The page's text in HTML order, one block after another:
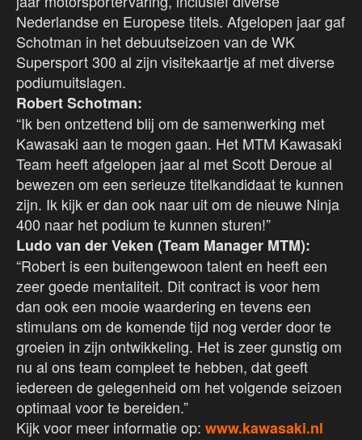
Nederlandse en Europese titels. Afgelopen jaar gaf
Schotman in het debuutseizoen van de WK
Supersport 300 al zijn visitekaartje af met diverse
podiumuitslagen.
Robert Schotman:
“Ik ben ontzettend blij om de samenwerking met
Kawasaki aan te mogen gaan. Het MTM Kawasaki
Team heeft afgelopen jaar al met Scott Deroue al
bewezen om een serieuze titelkandidaat te kunnen
zijn. Ik kijk er dan ook naar uit om de nieuwe Ninja
400 naar het podium te kunnen sturen!”
Ludo van der Veken (Team Manager MTM):
“Robert is een buitengewoon talent en heeft een
zeer goede mentaliteit. Dit contract is voor hem
dan ook een mooie waardering en tevens een
stimulans om de komende tijd nog verder door te
groeien in zijn ontwikkeling. Het is zeer gunstig om
nu al ons team compleet te hebben, dat geeft
iedereen de gelegenheid om het volgende seizoen
optimaal voor te bereiden.”
Kijk voor meer informatie op: www.kawasaki.nl